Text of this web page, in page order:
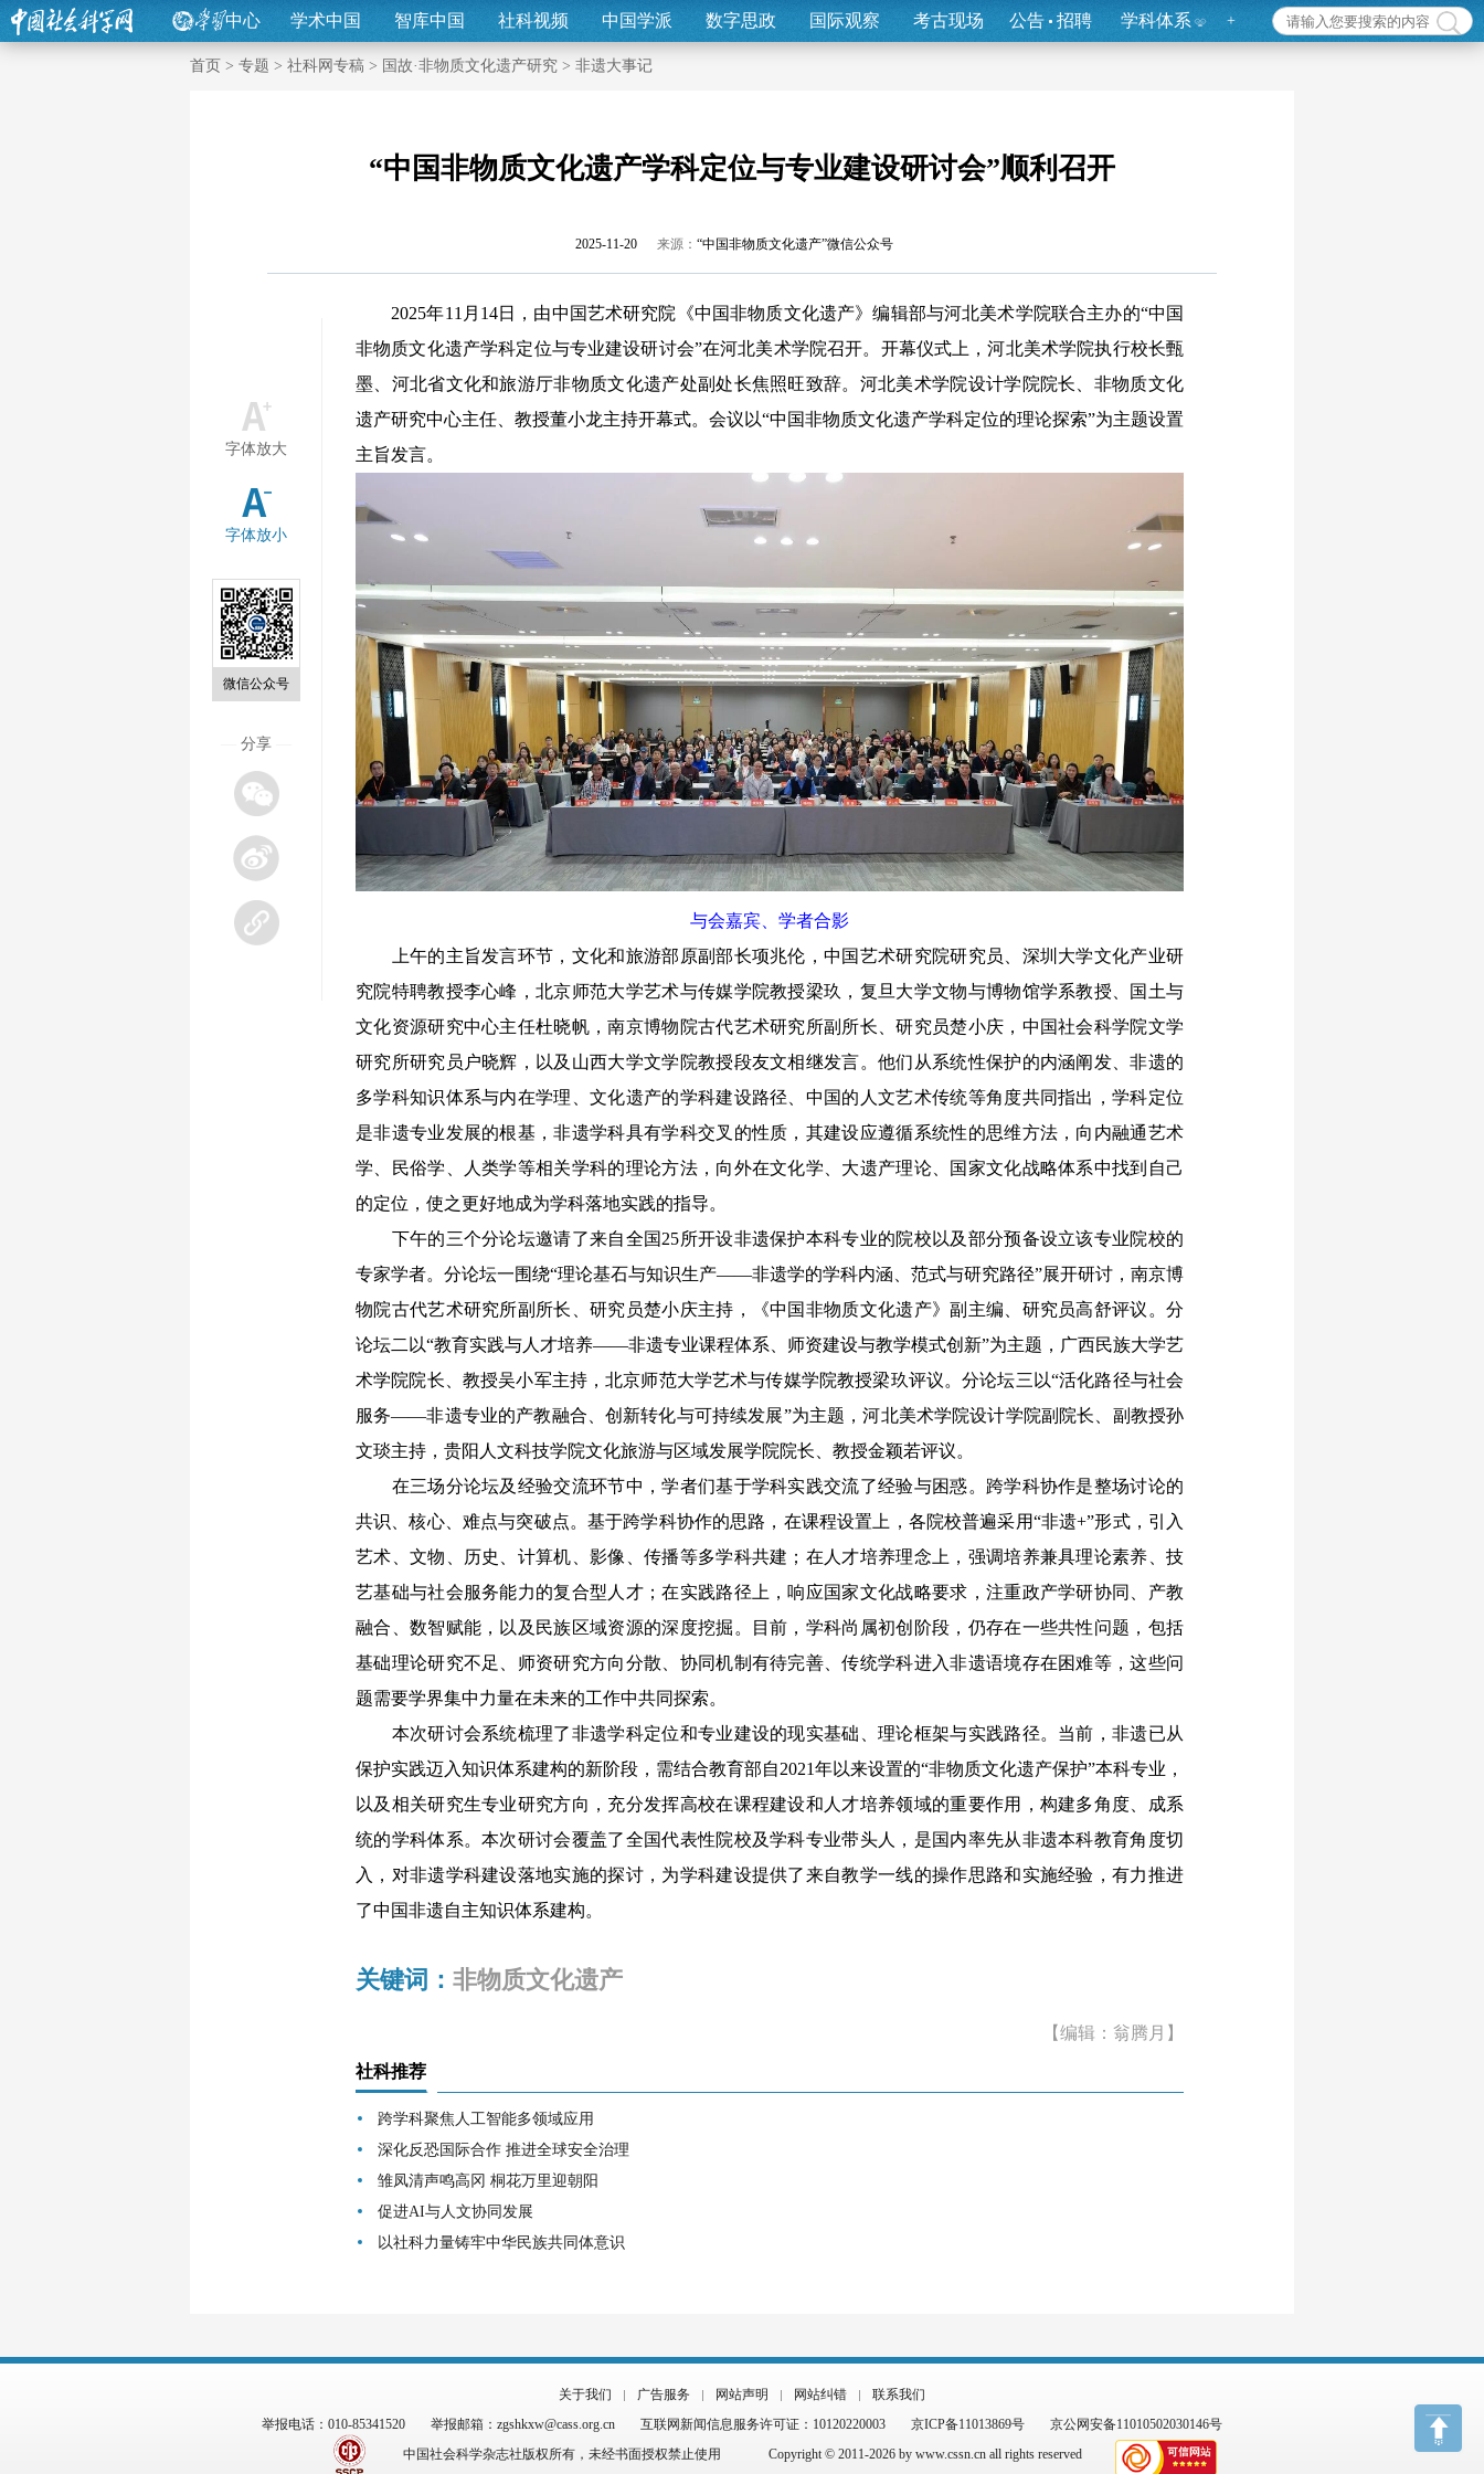
中心 学术中国 智库中国 社科视频 中国学派 数字思政 国际观察 考古现场 公告 招聘 学科体系 +
首页 > 专题 > 社科网专稿 > 国故·非物质文化遗产研究 > 非遗大事记
“中国非物质文化遗产学科定位与专业建设研讨会”顺利召开
2025-11-20 来源： “中国非物质文化遗产”微信公众号
字体放大
字体放小
微信公众号
分享
2025年11月14日，由中国艺术研究院《中国非物质文化遗产》编辑部与河北美术学院联合主办的“中国
非物质文化遗产学科定位与专业建设研讨会”在河北美术学院召开。开幕仪式上，河北美术学院执行校长甄
墨、河北省文化和旅游厅非物质文化遗产处副处长焦照旺致辞。河北美术学院设计学院院长、非物质文化
遗产研究中心主任、教授董小龙主持开幕式。会议以“中国非物质文化遗产学科定位的理论探索”为主题设置
主旨发言。
与会嘉宾、学者合影
上午的主旨发言环节，文化和旅游部原副部长项兆伦，中国艺术研究院研究员、深圳大学文化产业研
究院特聘教授李心峰，北京师范大学艺术与传媒学院教授梁玖，复旦大学文物与博物馆学系教授、国土与
文化资源研究中心主任杜晓帆，南京博物院古代艺术研究所副所长、研究员楚小庆，中国社会科学院文学
研究所研究员户晓辉，以及山西大学文学院教授段友文相继发言。他们从系统性保护的内涵阐发、非遗的
多学科知识体系与内在学理、文化遗产的学科建设路径、中国的人文艺术传统等角度共同指出，学科定位
是非遗专业发展的根基，非遗学科具有学科交叉的性质，其建设应遵循系统性的思维方法，向内融通艺术
学、民俗学、人类学等相关学科的理论方法，向外在文化学、大遗产理论、国家文化战略体系中找到自己
的定位，使之更好地成为学科落地实践的指导。
下午的三个分论坛邀请了来自全国25所开设非遗保护本科专业的院校以及部分预备设立该专业院校的
专家学者。分论坛一围绕“理论基石与知识生产——非遗学的学科内涵、范式与研究路径”展开研讨，南京博
物院古代艺术研究所副所长、研究员楚小庆主持，《中国非物质文化遗产》副主编、研究员高舒评议。分
论坛二以“教育实践与人才培养——非遗专业课程体系、师资建设与教学模式创新”为主题，广西民族大学艺
术学院院长、教授吴小军主持，北京师范大学艺术与传媒学院教授梁玖评议。分论坛三以“活化路径与社会
服务——非遗专业的产教融合、创新转化与可持续发展”为主题，河北美术学院设计学院副院长、副教授孙
文琰主持，贵阳人文科技学院文化旅游与区域发展学院院长、教授金颖若评议。
在三场分论坛及经验交流环节中，学者们基于学科实践交流了经验与困惑。跨学科协作是整场讨论的
共识、核心、难点与突破点。基于跨学科协作的思路，在课程设置上，各院校普遍采用“非遗+”形式，引入
艺术、文物、历史、计算机、影像、传播等多学科共建；在人才培养理念上，强调培养兼具理论素养、技
艺基础与社会服务能力的复合型人才；在实践路径上，响应国家文化战略要求，注重政产学研协同、产教
融合、数智赋能，以及民族区域资源的深度挖掘。目前，学科尚属初创阶段，仍存在一些共性问题，包括
基础理论研究不足、师资研究方向分散、协同机制有待完善、传统学科进入非遗语境存在困难等，这些问
题需要学界集中力量在未来的工作中共同探索。
本次研讨会系统梳理了非遗学科定位和专业建设的现实基础、理论框架与实践路径。当前，非遗已从
保护实践迈入知识体系建构的新阶段，需结合教育部自2021年以来设置的“非物质文化遗产保护”本科专业，
以及相关研究生专业研究方向，充分发挥高校在课程建设和人才培养领域的重要作用，构建多角度、成系
统的学科体系。本次研讨会覆盖了全国代表性院校及学科专业带头人，是国内率先从非遗本科教育角度切
入，对非遗学科建设落地实施的探讨，为学科建设提供了来自教学一线的操作思路和实施经验，有力推进
了中国非遗自主知识体系建构。
关键词： 非物质文化遗产
【编辑：翁腾月】
社科推荐
跨学科聚焦人工智能多领域应用
深化反恐国际合作 推进全球安全治理
雏凤清声鸣高冈 桐花万里迎朝阳
促进AI与人文协同发展
以社科力量铸牢中华民族共同体意识
关于我们 广告服务 网站声明 网站纠错
联系我们
举报电话：010-85341520
举报邮箱：zgshkxw@cass.org.cn 互联网新闻信息服务许可证：10120220003 京ICP备11013869号
京公网安备11010502030146号
中国社会科学杂志社版权所有，未经书面授权禁止使用
Copyright © 2011-2026 by www.cssn.cn all rights reserved